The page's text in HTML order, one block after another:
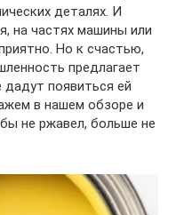
деталях. И
на частях машины или
Но к счастью,
предлагает
появиться ей
в нашем обзоре и
не ржавел, больше не